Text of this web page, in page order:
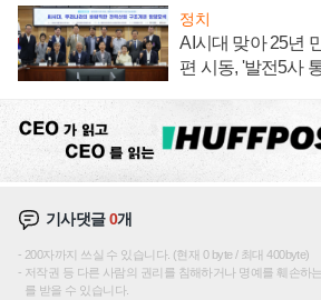
정치
AI시대 맞아 25년
편 시동, '발전5사
기사댓글0개
200자까지 쓰실 수 있습니다. (현재 0 byte / 최대 400byte)
저작권 등 다른 사람의 권리를 침해하거나 명예를 훼손하
를 받을 수 있습니다.